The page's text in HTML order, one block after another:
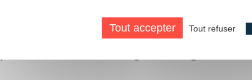
000
100% des formations réalisables
Tout accepter Tout refuser